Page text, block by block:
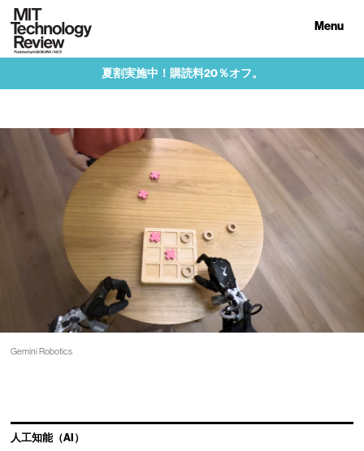
Menu
夏割実施中！購読料20％オフ。
Gemini Robotics
人工知能（AI）